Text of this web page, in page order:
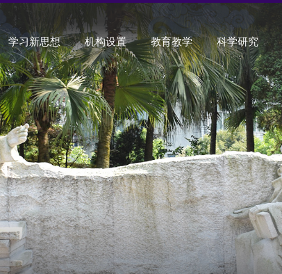
学习新思想 机构设置 教育教学 科学研究